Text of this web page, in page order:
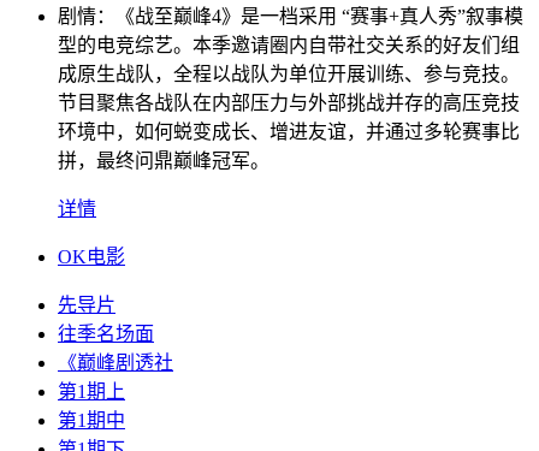
剧情：
《战至巅峰4》是一档采用 “赛事+真人秀”叙事模
型的电竞综艺。本季邀请圈内自带社交关系的好友们组
成原生战队，全程以战队为单位开展训练、参与竞技。
节目聚焦各战队在内部压力与外部挑战并存的高压竞技
环境中，如何蜕变成长、增进友谊，并通过多轮赛事比
拼，最终问鼎巅峰冠军。
详情
OK电影
先导片
往季名场面
《巅峰剧透社
第1期上
第1期中